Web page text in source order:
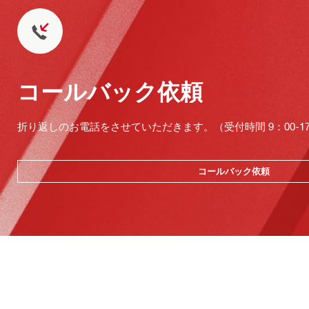
コールバック依頼
折り返しのお電話をさせていただきます。（受付時間 9：00-
コールバック依頼